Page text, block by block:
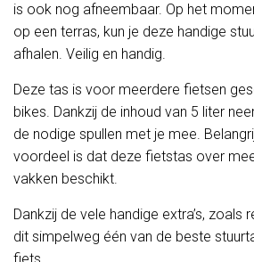
is ook nog afneembaar. Op het
op een terras, kun je deze handige
afhalen. Veilig en handig.
Deze tas is voor meerdere fietsen
bikes. Dankzij de inhoud van 5 liter
de nodige spullen met je mee.
voordeel is dat deze fietstas over
vakken beschikt.
Dankzij de vele handige extra’s, zoals
dit simpelweg één van de beste